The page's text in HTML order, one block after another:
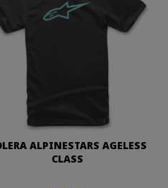
ALPINESTARS AGELESS
CLASS